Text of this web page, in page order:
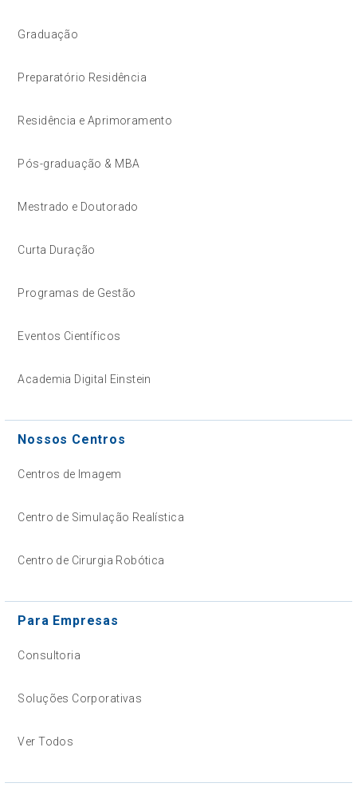
Graduação
Preparatório Residência
Residência e Aprimoramento
Pós-graduação & MBA
Mestrado e Doutorado
Curta Duração
Programas de Gestão
Eventos Científicos
Academia Digital Einstein
Nossos Centros
Centros de Imagem
Centro de Simulação Realística
Centro de Cirurgia Robótica
Para Empresas
Consultoria
Soluções Corporativas
Ver Todos